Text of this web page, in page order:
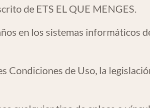
de ETS EL QUE MENGES.
en los sistemas informáticos
de Uso, la